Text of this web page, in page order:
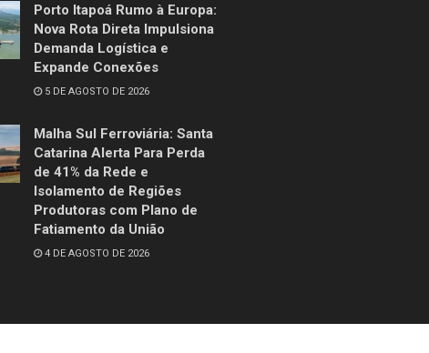
Porto Itapoá Rumo à Europa:
Nova Rota Direta Impulsiona
Demanda Logística e
Expande Conexões
5 DE AGOSTO DE 2026
Malha Sul Ferroviária: Santa
Catarina Alerta Para Perda
de 41% da Rede e
Isolamento de Regiões
Produtoras com Plano de
Fatiamento da União
4 DE AGOSTO DE 2026